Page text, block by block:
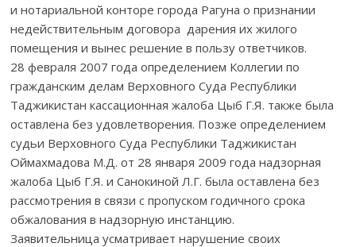
и нотариальной конторе города Рагуна о признании
недействительным договора дарения их жилого
помещения и вынес решение в пользу ответчиков.
28 февраля 2007 года определением Коллегии по
гражданским делам Верховного Суда Республики
Таджикистан кассационная жалоба Цыб Г.Я. также была
оставлена без удовлетворения. Позже определением
судьи Верховного Суда Республики Таджикистан
Оймахмадова М.Д. от 28 января 2009 года надзорная
жалоба Цыб Г.Я. и Санокиной Л.Г. была оставлена без
рассмотрения в связи с пропуском годичного срока
обжалования в надзорную инстанцию.
Заявительница усматривает нарушение своих